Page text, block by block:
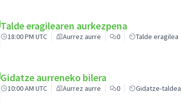
Talde eragilearen aurkezpena
18:00 PM UTC Aurrez aurre 0 Talde eragilea
Gidatze aurreneko bilera
10:00 AM UTC Aurrez aurre 0 Gidatze-taldea